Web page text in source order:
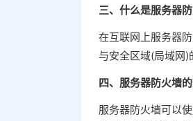
三、什么是服务器防
在互联网上服务器
与安全区域(局域网)
四、服务器防火墙
服务器防火墙可以